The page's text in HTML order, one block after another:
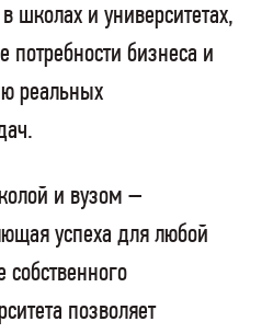
школах и университетах,
потребности бизнеса и
реальных
и вузом –
успеха для любой
позволяет